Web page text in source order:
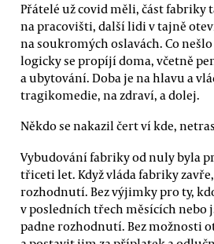
Přátelé už covid měli, část fabriky
na pracovišti, další lidi v tajně
na soukromých oslavách. Co
logicky se propíjí doma, včetně
a ubytování. Doba je na hlavu a
tragikomedie, na zdraví, a dolej.
Někdo se nakazil čert ví kde,
Vybudování fabriky od nuly byla
třiceti let. Když vláda fabriky
rozhodnutí. Bez výjimky pro ty,
v posledních třech měsících nebo
padne rozhodnutí. Bez možnosti